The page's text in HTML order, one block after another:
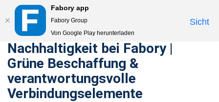
Fabory app
Fabory Group
Von Google Play herunterladen
Sicht
text.skipToContent
text.skipToNavigation
Nachhaltigkeit bei Fabory |
Grüne Beschaffung &
verantwortungsvolle
Verbindungselemente